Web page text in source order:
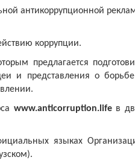
антикоррупционной
коррупции.
предлагается
и представления о
www.anticorruption.lifeв
языках